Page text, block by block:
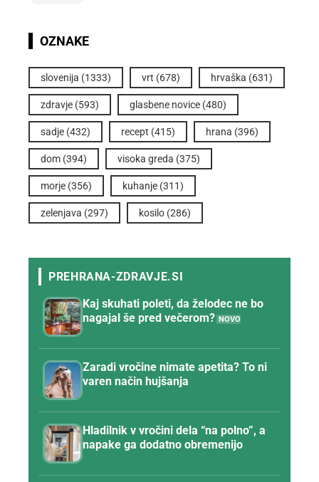
OZNAKE
slovenija (1333) vrt (678) hrvaška (631)
zdravje (593) glasbene novice (480)
sadje (432) recept (415) hrana (396)
dom (394) visoka greda (375)
morje (356) kuhanje (311)
zelenjava (297) kosilo (286)
Kaj skuhati poleti, da želodec ne bo
nagajal še pred večerom?
Zaradi vročine nimate apetita? To ni
varen način hujšanja
Hladilnik v vročini dela “na polno”, a
napake ga dodatno obremenijo